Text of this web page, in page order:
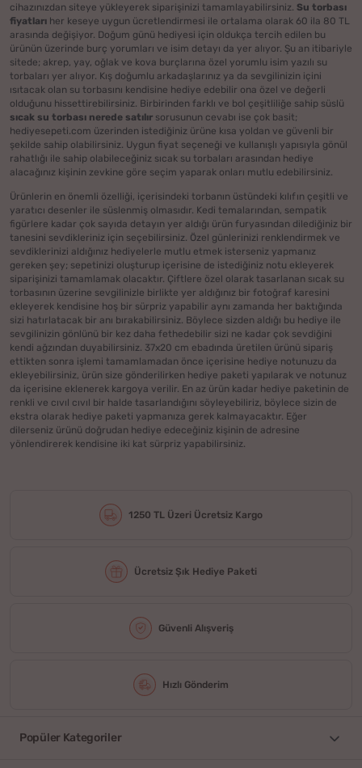
cihazınızdan siteye yükleyerek siparişinizi tamamlayabilirsiniz. Su torbası
fiyatları her keseye uygun ücretlendirmesi ile ortalama olarak 60 ila 80 TL
arasında değişiyor. Doğum günü hediyesi için oldukça tercih edilen bu
ürünün üzerinde burç yorumları ve isim detayı da yer alıyor. Şu an itibariyle
sitede; akrep, yay, oğlak ve kova burçlarına özel yorumlu isim yazılı su
torbaları yer alıyor. Kış doğumlu arkadaşlarınız ya da sevgilinizin içini
ısıtacak olan su torbasını kendisine hediye edebilir ona özel ve değerli
olduğunu hissettirebilirsiniz. Birbirinden farklı ve bol çeşitliliğe sahip süslü
sıcak su torbası nerede satılır sorusunun cevabı ise çok basit;
hediyesepeti.com üzerinden istediğiniz ürüne kısa yoldan ve güvenli bir
şekilde sahip olabilirsiniz. Uygun fiyat seçeneği ve kullanışlı yapısıyla gönül
rahatlığı ile sahip olabileceğiniz sıcak su torbaları arasından hediye
alacağınız kişinin zevkine göre seçim yaparak onları mutlu edebilirsiniz.
Ürünlerin en önemli özelliği, içerisindeki torbanın üstündeki kılıfın çeşitli ve
yaratıcı desenler ile süslenmiş olmasıdır. Kedi temalarından, sempatik
figürlere kadar çok sayıda detayın yer aldığı ürün furyasından dilediğiniz bir
tanesini sevdikleriniz için seçebilirsiniz. Özel günlerinizi renklendirmek ve
sevdiklerinizi aldığınız hediyelerle mutlu etmek isterseniz yapmanız
gereken şey; sepetinizi oluşturup içerisine de istediğiniz notu ekleyerek
siparişinizi tamamlamak olacaktır. Çiftlere özel olarak tasarlanan sıcak su
torbasının üzerine sevgilinizle birlikte yer aldığınız bir fotoğraf karesini
ekleyerek kendisine hoş bir sürpriz yapabilir aynı zamanda her baktığında
sizi hatırlatacak bir anı bırakabilirsiniz. Böylece sizden aldığı bu hediye ile
sevgilinizin gönlünü bir kez daha fethedebilir sizi ne kadar çok sevdiğini
kendi ağzından duyabilirsiniz. 37x20 cm ebadında üretilen ürünü sipariş
ettikten sonra işlemi tamamlamadan önce içerisine hediye notunuzu da
ekleyebilirsiniz, ürün size gönderilirken hediye paketi yapılarak ve notunuz
da içerisine eklenerek kargoya verilir. En az ürün kadar hediye paketinin de
renkli ve cıvıl cıvıl bir halde tasarlandığını söyleyebiliriz, böylece sizin de
ekstra olarak hediye paketi yapmanıza gerek kalmayacaktır. Eğer
dilerseniz ürünü doğrudan hediye edeceğiniz kişinin de adresine
yönlendirerek kendisine iki kat sürpriz yapabilirsiniz.
1250 TL Üzeri Ücretsiz Kargo
Ücretsiz Şık Hediye Paketi
Güvenli Alışveriş
Hızlı Gönderim
Popüler Kategoriler